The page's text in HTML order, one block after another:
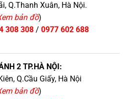
Q.Thanh Xuân, Hà Nội.
bản đồ)
308 308/ 0977 602 688
2 TP.HÀ NỘI:
Q.Cầu Giấy, Hà Nội
bản đồ)